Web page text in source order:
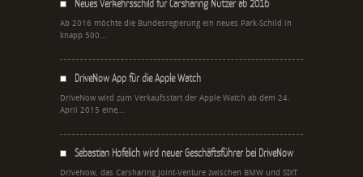
Neues Verkehrsschild für Carsharing Nutzer ab 2016
Ab 2016 möchte die Bundesregierung ein neues Park-Schild in
knapp 500...
DriveNow App für die Apple Watch
DriveNow wird zum Verkaufsstart der Apple Watch ab dem 24.
April 2015 eine...
Sebastian Hofelich wird neuer Geschäftsführer bei DriveNow
DriveNow, das Carsharing Joint-Venture zwischen BMW und SIXT